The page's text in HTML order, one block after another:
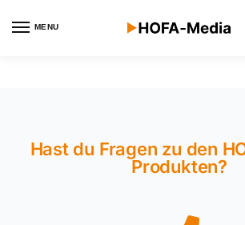
MENU
Hast du Fragen zu den
Produkten?